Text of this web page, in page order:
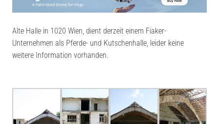
Alte Halle in 1020 Wien, dient derzeit einem Fiaker-
Unternehmen als Pferde- und Kutschenhalle, leider keine
weitere Information vorhanden.